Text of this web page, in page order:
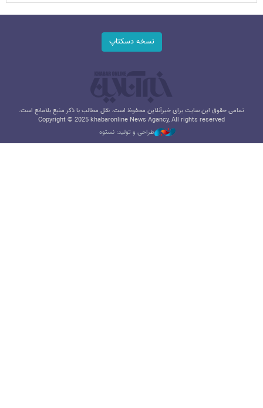
نسخه دسکتاپ
تمامی حقوق این سایت برای خبرآنلاین محفوظ است. نقل مطالب با ذکر منبع بلامانع است.
Copyright © 2025 khabaronline News Agancy, All rights reserved
طراحی و تولید: نستوه